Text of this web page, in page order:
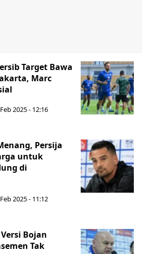
Target Bawa
Marc
2025 - 12:16
Persija
untuk
di
2025 - 11:12
Bojan
Tak